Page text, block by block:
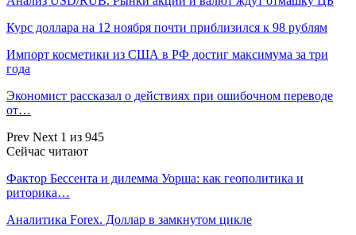
Курс доллара на 12 ноября почти приблизился к 98 рублям
Импорт косметики из США в РФ достиг максимума за три
года
Экономист рассказал о действиях при ошибочном переводе
от…
Prev Next 1 из 945
Сейчас читают
Фактор Бессента и дилемма Уорша: как геополитика и
риторика…
Аналитика Forex. Доллар в замкнутом цикле